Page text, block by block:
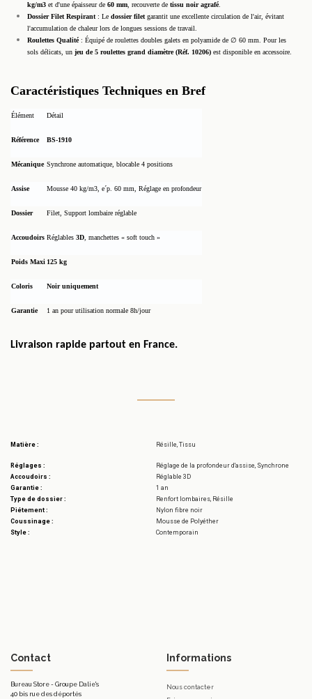
kg/m3 et d'une épaisseur de 60 mm, recouverte de tissu noir agrafé.
Dossier Filet Respirant: Le dossier filetgarantit une excellente circulation de l'air, évitant
l'accumulation de chaleur lors de longues sessions de travail.
Roulettes Qualité: Équipé de roulettes doubles galets en polyamide de ∅ 60 mm. Pour les
sols délicats, un jeu de 5 roulettes grand diamètre (Réf. 10206) est disponible en accessoire.
Caractéristiques Techniques en Bref
Élément Détail
Référence BS-1910
Mécanique Synchrone automatique, blocable 4 positions
Assise Mousse 40 kg/m3, eˊp. 60 mm, Réglage en profondeur
Dossier Filet, Support lombaire réglable
Accoudoirs Réglables 3D, manchettes « soft touch »
Poids Maxi 125 kg
Coloris Noir uniquement
Garantie 1 an pour utilisation normale 8h/jour
Livraison rapide partout en France.
Matière : Résille, Tissu
Réglages :
Réglage de la profondeur d'assise, Synchrone
Accoudoirs :
Réglable 3D
Garantie :
1 an
Type de dossier :
Renfort lombaires, Résille
Piétement :
Nylon fibre noir
Coussinage :
Mousse de Polyéther
Style :
Contemporain
Contact
Bureau Store - Groupe Dalie's
40 bis rue des déportés
Informations
Nous contacter